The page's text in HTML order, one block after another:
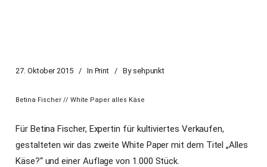
27. Oktober 2015 In Print By sehpunkt
Betina Fischer // White Paper alles Käse
Für Betina Fischer, Expertin für kultiviertes Verkaufen,
gestalteten wir das zweite White Paper mit dem Titel „Alles
Käse?“ und einer Auflage von 1.000 Stück.